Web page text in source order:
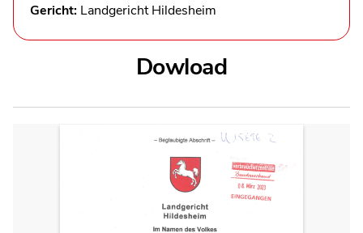
Gericht: Landgericht Hildesheim
Dowload